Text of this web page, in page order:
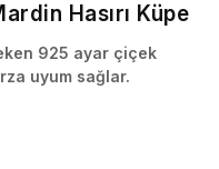
Hasırı Küpe
925 ayar çiçek
uyum sağlar.